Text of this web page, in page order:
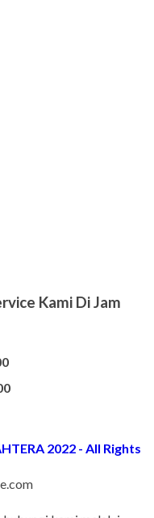
Kami Di Jam
2022 - All Rights